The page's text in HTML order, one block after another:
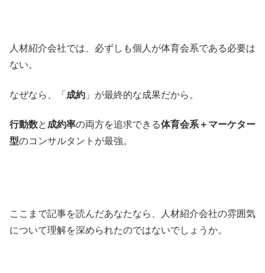
人材紹介会社では、必ずしも個人が体育会系である必要は
ない。
なぜなら、「 成約 」が最終的な成果だから。
行動数と 成約率の両方を追求できる体育会系＋マーケター
型のコンサルタントが最強。
ここまで記事を読んだあなたなら、人材紹介会社の雰囲気
について理解を深められたのではないでしょうか。